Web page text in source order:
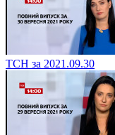
ТСН за 2021.09.30